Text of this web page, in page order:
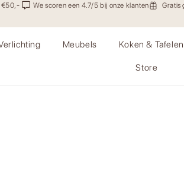
€50,- We scoren een 4.7/5 bij onze klanten Gratis
Meubels Koken & Tafelen
Store